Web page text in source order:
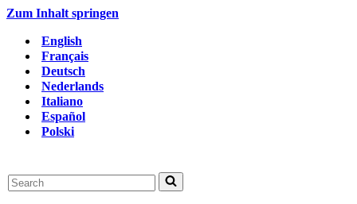
Zum Inhalt springen
English
Français
Deutsch
Nederlands
Italiano
Español
Polski
Suchen
nach …